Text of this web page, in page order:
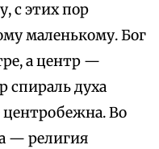
с этих пор
маленькому. Бог
а центр —
спираль духа
центробежна. Во
— религия